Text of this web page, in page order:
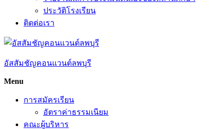
ประวัติโรงเรียน
ติดต่อเรา
อัสสัมชัญคอนแวนต์ลพบุรี
Menu
การสมัครเรียน
อัตราค่าธรรมเนียม
คณะผู้บริหาร